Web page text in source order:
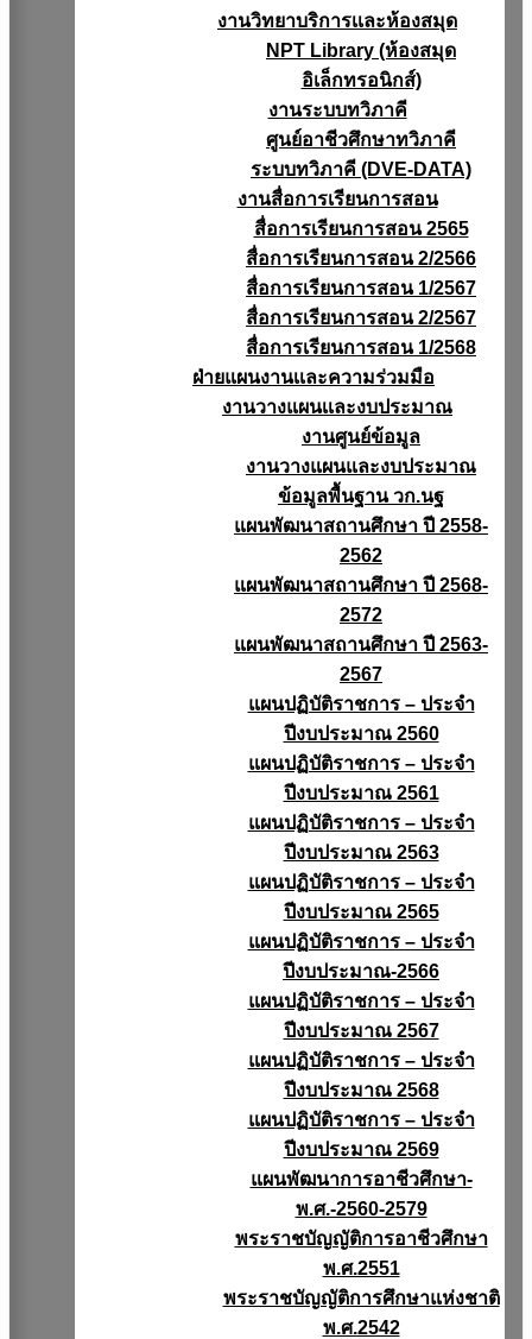
งานวิทยาบริการเเละห้องสมุด
NPT Library (ห้องสมุด
อิเล็กทรอนิกส์)
งานระบบทวิภาคี
ศูนย์อาชีวศึกษาทวิภาคี
ระบบทวิภาคี (DVE-DATA)
งานสื่อการเรียนการสอน
สื่อการเรียนการสอน 2565
สื่อการเรียนการสอน 2/2566
สื่อการเรียนการสอน 1/2567
สื่อการเรียนการสอน 2/2567
สื่อการเรียนการสอน 1/2568
ฝ่ายแผนงานเเละความร่วมมือ
งานวางแผนเเละงบประมาณ
งานศูนย์ข้อมูล
งานวางแผนและงบประมาณ
ข้อมูลพื้นฐาน วก.นฐ
แผนพัฒนาสถานศึกษา ปี 2558-
2562
แผนพัฒนาสถานศึกษา ปี 2568-
2572
แผนพัฒนาสถานศึกษา ปี 2563-
2567
แผนปฏิบัติราชการ – ประจำ
ปีงบประมาณ 2560
แผนปฏิบัติราชการ – ประจำ
ปีงบประมาณ 2561
แผนปฏิบัติราชการ – ประจำ
ปีงบประมาณ 2563
แผนปฏิบัติราชการ – ประจำ
ปีงบประมาณ 2565
แผนปฏิบัติราชการ – ประจำ
ปีงบประมาณ-2566
แผนปฏิบัติราชการ – ประจำ
ปีงบประมาณ 2567
แผนปฏิบัติราชการ – ประจำ
ปีงบประมาณ 2568
แผนปฏิบัติราชการ – ประจำ
ปีงบประมาณ 2569
แผนพัฒนาการอาชีวศึกษา-
พ.ศ.-2560-2579
พระราชบัญญัติการอาชีวศึกษา
พ.ศ.2551
พระราชบัญญัติการศึกษาแห่งชาติ
พ.ศ.2542